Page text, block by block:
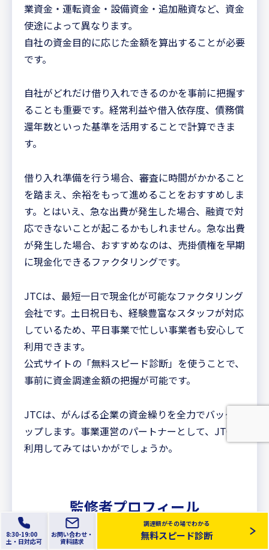
業資金・運転資金・設備資金・追加融資など、資金
使途によって異なります。
自社の資金目的に応じた金額を算出することが必要
です。
自社がどれだけ借り入れできるのかを事前に把握す
ることも重要です。経常利益や借入依存度、債務償
還年数といった基準を活用することで計算できま
す。
借り入れ準備を行う場合、審査に時間がかかること
を踏まえ、余裕をもって進めることをおすすめしま
す。とはいえ、急な出費が発生した場合、融資で対
応できないことが起こるかもしれません。急な出費
が発生した場合、おすすめなのは、売掛債権を早期
に現金化できるファクタリングです。
JTCは、最短一日で現金化が可能なファクタリング
会社です。土日祝日も、経験豊富なスタッフが対応
しているため、平日事業で忙しい事業者も安心して
利用できます。
公式サイトの「無料スピード診断」を使うことで、
事前に資金調達金額の把握が可能です。
JTCは、がんばる企業の資金繰りを全力でバックア
ップします。事業運営のパートナーとして、JTCを
利用してみてはいかがでしょうか。
監修者プロフィール
8:30-19:00
土 ・日対応可
調達額がその場でわかる
無料スピード診断
お問い合わせ・
資料請求